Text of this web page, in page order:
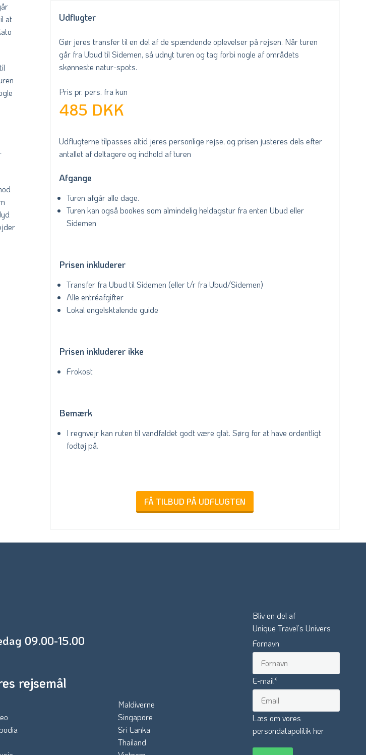
at
Udflugter
Gør jeres transfer til en del af de spændende oplevelser på rejsen. Når turen
går fra Ubud til Sidemen, så udnyt turen og tag forbi nogle af områdets
skønneste natur-spots.
Pris pr. pers. fra kun
485 DKK
Udflugterne tilpasses altid jeres personlige rejse, og prisen justeres dels efter
antallet af deltagere og indhold af turen
Afgange
Turen afgår alle dage.
Turen kan også bookes som almindelig heldagstur fra enten Ubud eller
Sidemen
Prisen inkluderer
Transfer fra Ubud til Sidemen (eller t/r fra Ubud/Sidemen)
Alle entréafgifter
Lokal engelsktalende guide
Prisen inkluderer ikke
Frokost
Bemærk
I regnvejr kan ruten til vandfaldet godt være glat. Sørg for at have ordentligt
fodtøj på.
FÅ TILBUD PÅ UDFLUGTEN
09.00-15.00
rejsemål
Maldiverne
Singapore
Sri Lanka
Thailand
Bliv en del af
Unique Travel’s Univers
Fornavn
E-mail*
Læs om vores
persondatapolitik her